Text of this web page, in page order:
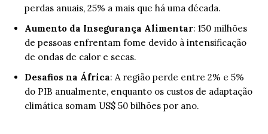
perdas anuais, 25% a mais que há uma década.
Aumento da Insegurança Alimentar: 150 milhões
de pessoas enfrentam fome devido à intensificação
de ondas de calor e secas.
Desafios na África: A região perde entre 2% e 5%
do PIB anualmente, enquanto os custos de adaptação
climática somam US$ 50 bilhões por ano.